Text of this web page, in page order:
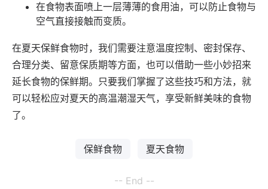
在食物表面喷上一层薄薄的食用油，可以防止食物与
空气直接接触而变质。
在夏天保鲜食物时，我们需要注意温度控制、密封保存、
合理分类、留意保质期等方面，也可以借助一些小妙招来
延长食物的保鲜期。只要我们掌握了这些技巧和方法，就
可以轻松应对夏天的高温潮湿天气，享受新鲜美味的食物
了。
保鲜食物 夏天食物
-- End --